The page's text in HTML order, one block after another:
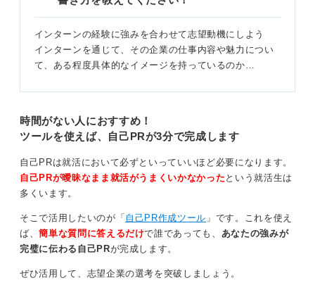
その場合は、「社員の方々の〇〇という点に感銘を受
け、私も貴社の一員として△△に取り組みたいと強く思
いました」というように、その良い印象が自分のやりた
いことにどう繋がったのかを具体的に述べることが大切
インターンの経験に強みを合わせて志望動機にしよう
インターンを通じて、その企業の仕事内容や魅力につい
て、ある程度具体的なイメージを持っているのか…
時間がない人におすすめ！
ツールを使えば、自己PRが3分で完成します
自己PRは就活において必ずといっていいほど必要になります。
自己PRが曖昧なまま就活がうまくいかなかった という就活生は
多くいます。
そこで活用したいのが「 自己PR作成ツール 」です。これを使え
ば、簡単な質問に答えるだけで誰であっても、 あなたの強みが
完璧に伝わる自己PRが完成します。
ぜひ活用して、志望企業の選考を突破しましょう。